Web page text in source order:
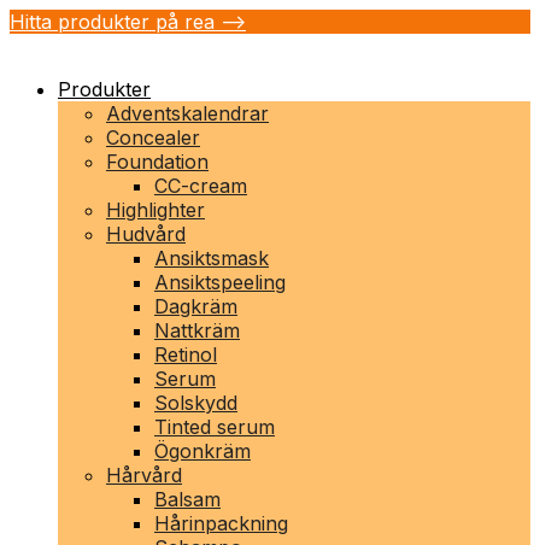
Hitta produkter på rea -->
Produkter
Adventskalendrar
Concealer
Foundation
CC-cream
Highlighter
Hudvård
Ansiktsmask
Ansiktspeeling
Dagkräm
Nattkräm
Retinol
Serum
Solskydd
Tinted serum
Ögonkräm
Hårvård
Balsam
Hårinpackning